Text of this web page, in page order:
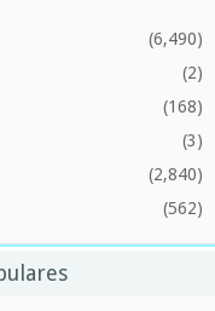
(6,490)
(2)
(168)
(3)
(2,840)
(562)